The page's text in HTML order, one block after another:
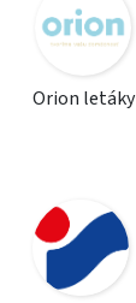
Orion letáky